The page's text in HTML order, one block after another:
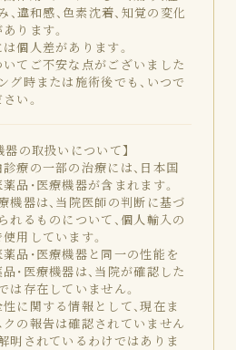
、違和感、色素沈着、知覚の変化
ります。
個人差があります。
てご不安な点がございました
グ時または施術後でも、いつで
い。
器の取扱いについて】
療の一部の治療には、日本国
品・医療機器が含まれます。
機器は、当院医師の判断に基づ
れるものについて、個人輸入の
用しています。
品・医療機器と同一の性能を
・医療機器は、当院が確認した
は存在していません。
に関する情報として、現在ま
の報告は確認されていません
明されているわけではありま